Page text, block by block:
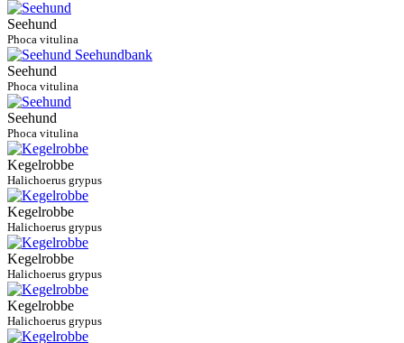
Seehund
Phoca vitulina
Seehund
Phoca vitulina
Seehund
Phoca vitulina
Kegelrobbe
Halichoerus grypus
Kegelrobbe
Halichoerus grypus
Kegelrobbe
Halichoerus grypus
Kegelrobbe
Halichoerus grypus